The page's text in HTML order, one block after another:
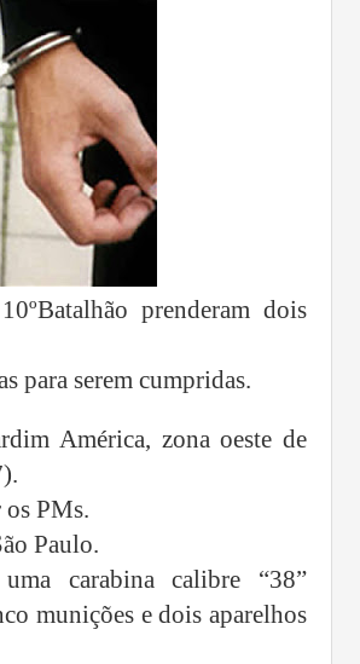
prenderam dois
para serem cumpridas.
América, zona oeste de
PMs.
Paulo.
carabina calibre “38”
munições e dois aparelhos